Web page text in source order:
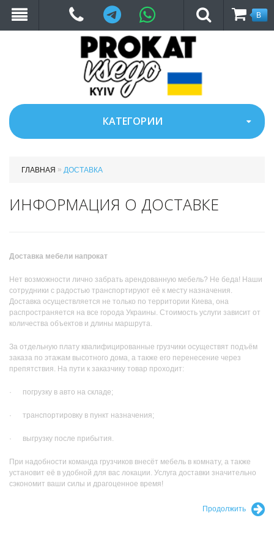
Telegram
В
КАТЕГОРИИ
ГЛАВНАЯ » ДОСТАВКА
ИНФОРМАЦИЯ О ДОСТАВКЕ
Доставка мебели напрокат
Нет возможности лично забрать арендованную мебель? Не беда! Наши
сотрудники с радостью транспортируют её к месту назначения.
Доставка осуществляется не только по территории Киева, она
распространяется на все города Украины. Стоимость услуги зависит от
количества объектов и длины маршрута.
За отдельную плату квалифицированные грузчики осуществят подъём
заказа по этажам высотного дома, а также его перенесение через
препятствия. На пути к заказчику товар проходит:
· погрузку в авто на складе;
· транспортировку в пункт назначения;
· выгрузку после прибытия.
При надобности команда грузчиков внесёт мебель в комнату, а также
установит её в удобной для вас локации. Услуга доставки значительно
сэкономит ваши силы и драгоценное время!
Продолжить